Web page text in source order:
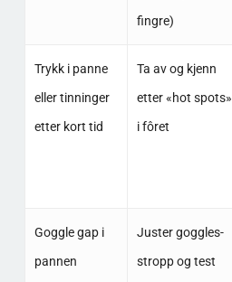
fingre)
Trykk i panne
eller tinninger
etter kort tid
Ta av og kjenn
etter «hot spots»
i fôret
Goggle gap i
pannen
Juster goggles-
stropp og test